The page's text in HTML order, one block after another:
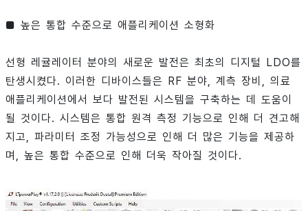
■ 높은 통합 수준으로 애플리케이션 소형화
선형 레귤레이터 분야의 새로운 발전은 최초의 디지털 LDO를
탄생시켰다. 이러한 디바이스들은 RF 분야, 계측 장비, 의료
애플리케이션에서 보다 발전된 시스템을 구축하는 데 도움이
될 것이다. 시스템은 통합 원격 측정 기능으로 인해 더 견고해
지고, 파라미터 조정 가능성으로 인해 더 많은 기능을 제공하
며, 높은 통합 수준으로 인해 더욱 작아질 것이다.